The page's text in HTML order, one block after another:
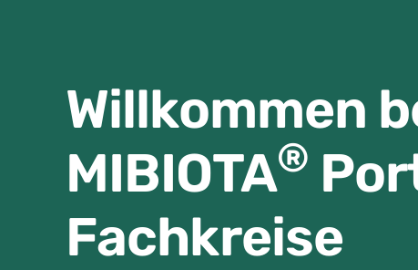
Willkommen
MIBIOTA®
Fachkreise